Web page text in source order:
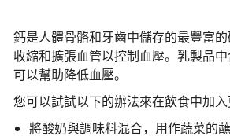
鈣是人體骨骼和牙齒中儲存的最豐富
收縮和擴張血管以控制血壓。乳製品
可以幫助降低血壓。
您可以試試以下的辦法來在飲食中加入
將酸奶與調味料混合，用作蔬菜的蘸